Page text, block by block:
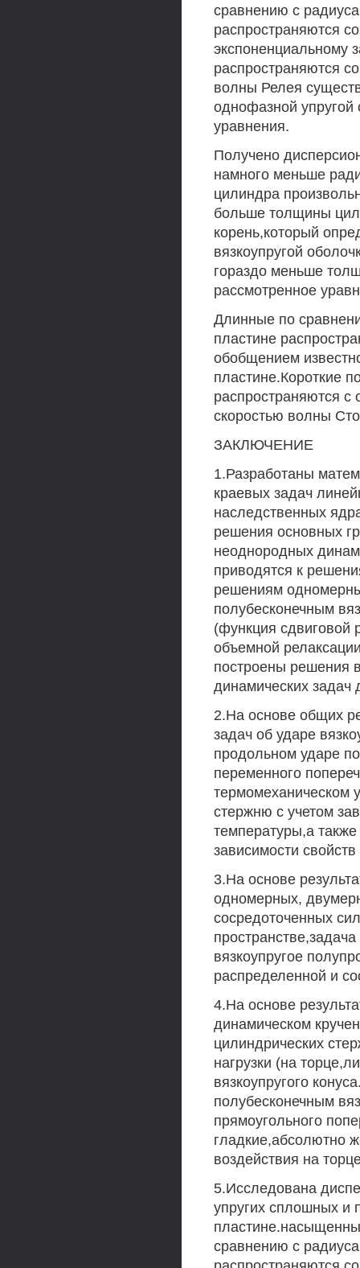
сравнению с
распространяются
экспоненциальному
распространяются
волны Релея
однофазной
уравнения.
Получено
намного меньше
цилиндра
больше толщины
корень,который
вязкоупругой
гораздо меньше
рассмотренное
Длинные по
пластине
обобщением
пластине.Короткие
распространяются с
скоростью волны
ЗАКЛЮЧЕНИЕ
1.Разработаны
краевых задач
наследственных
решения основных
неоднородных
приводятся к
решениям
полубесконечным
(функция сдвиговой
объемной
построены решения
динамических
2.На основе общих
задач об ударе
продольном ударе
переменного
термомеханическом
стержню с учетом
температуры,а также
зависимости
3.На основе
одномерных,
сосредоточенных
вязкоупругое
распределенной и
4.На основе
динамическом
цилиндрических
нагрузки (на
вязкоупругого
полубесконечным
прямоугольного
гладкие,абсолютно
воздействия на
5.Исследована
упругих сплошных и
сравнению с